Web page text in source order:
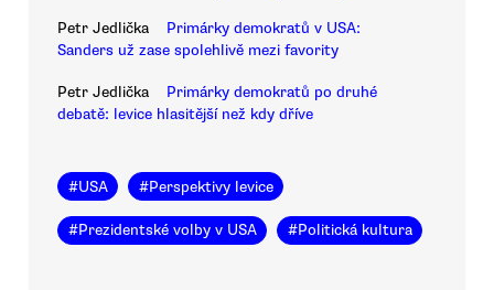
Petr Jedlička
Primárky demokratů v USA:
Sanders už zase spolehlivě mezi favority
Petr Jedlička
Primárky demokratů po druhé
debatě: levice hlasitější než kdy dříve
#USA #Perspektivy levice
#Prezidentské volby v USA #Politická kultura